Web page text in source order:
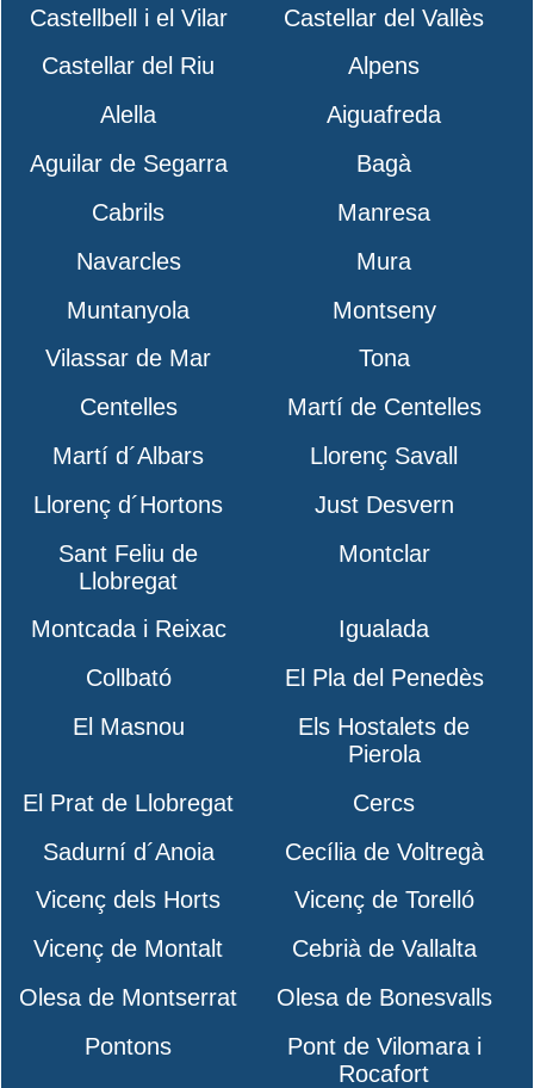
Castellbell i el Vilar
Castellar del Vallès
Castellar del Riu
Alpens
Alella
Aiguafreda
Aguilar de Segarra
Bagà
Cabrils
Manresa
Navarcles
Mura
Muntanyola
Montseny
Vilassar de Mar
Tona
Centelles
Martí de Centelles
Martí d´Albars
Llorenç Savall
Llorenç d´Hortons
Just Desvern
Sant Feliu de
Llobregat
Montclar
Montcada i Reixac
Igualada
Collbató
El Pla del Penedès
El Masnou
Els Hostalets de
Pierola
El Prat de Llobregat
Cercs
Sadurní d´Anoia
Cecília de Voltregà
Vicenç dels Horts
Vicenç de Torelló
Vicenç de Montalt
Cebrià de Vallalta
Olesa de Montserrat
Olesa de Bonesvalls
Pontons
Pont de Vilomara i
Rocafort